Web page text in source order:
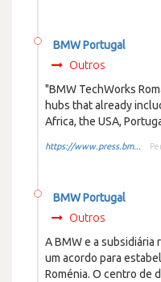
BMW Portugal
Outros
"BMW TechWorks
hubs that already
Africa, the USA,
https://www.press.bm...
BMW Portugal
Outros
A BMW e a subsidiária
um acordo para
Roménia. O centro de